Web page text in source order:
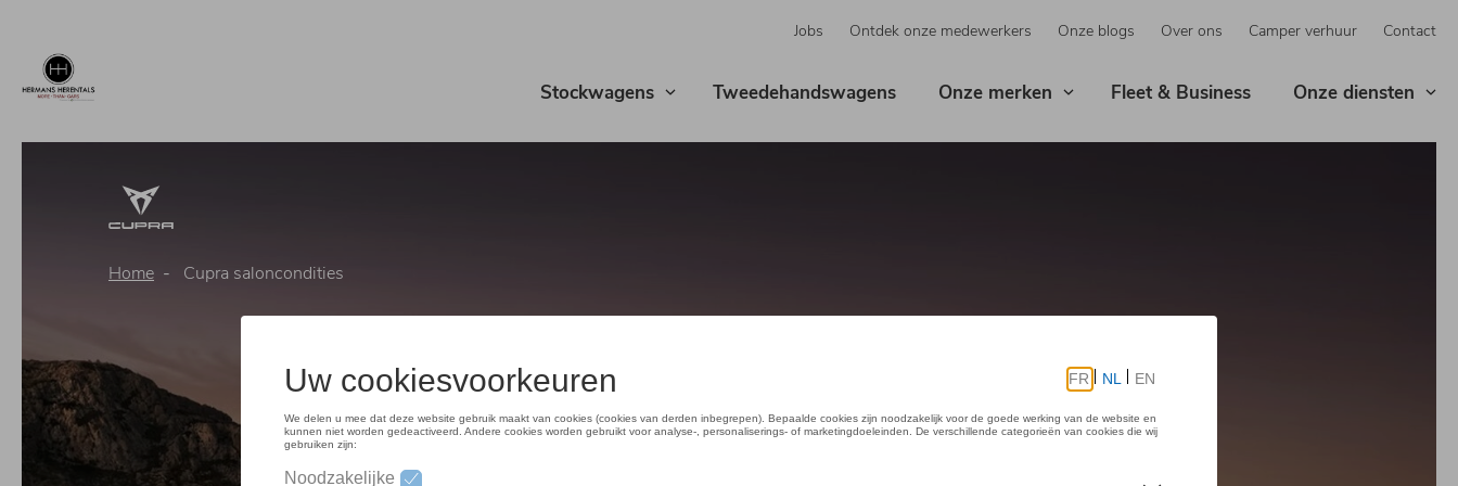
inhoud
Jobs Ontdek onze medewerkers Onze blogs Over ons Camper verhuur Contact
Stockwagens Tweedehandswagens Onze merken Fleet & Business Onze diensten
Home Cupra saloncondities